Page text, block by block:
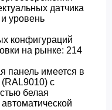
датчика
уровень
конфигураций
на рынке: 214
панель имеется в
с
белая